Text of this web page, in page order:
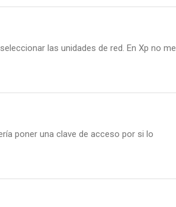
las unidades de red. En Xp no me
poner una clave de acceso por si lo